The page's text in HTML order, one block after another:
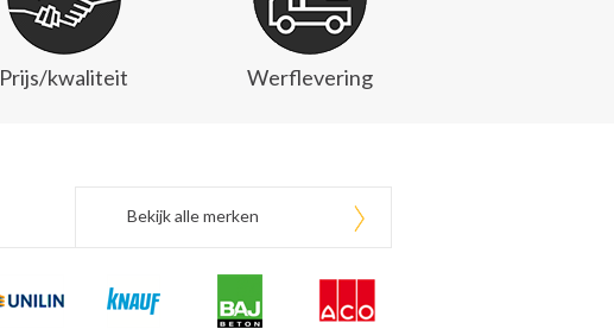
Prijs/kwaliteit Werflevering
Bekijk alle merken